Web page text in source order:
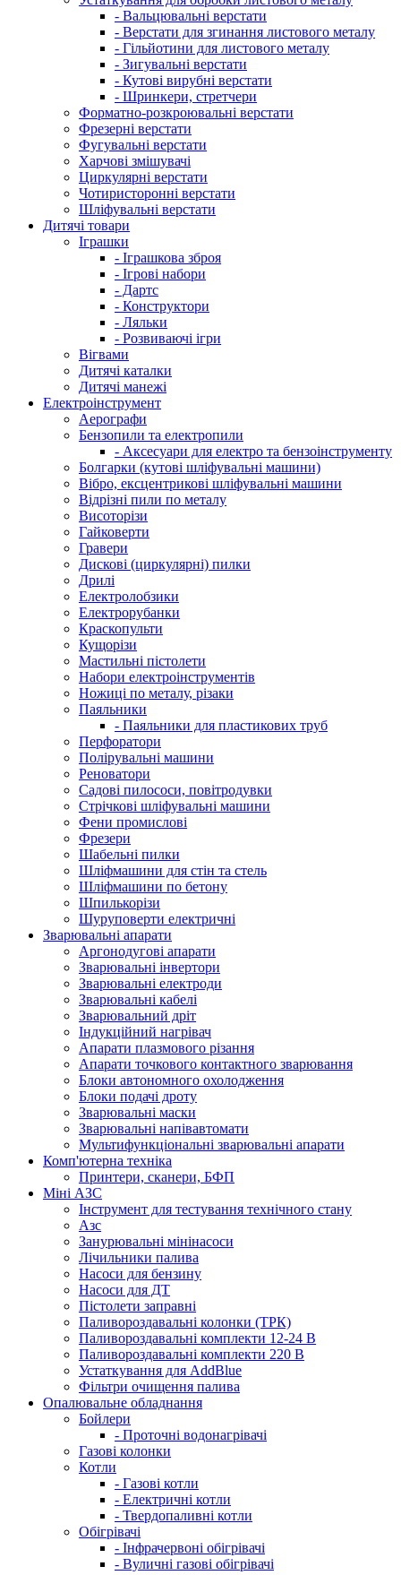
- Вальцювальні верстати
- Верстати для згинання листового металу
- Гільйотини для листового металу
- Зигувальні верстати
- Кутові вирубні верстати
- Шринкери, стретчери
Форматно-розкроювальні верстати
Фрезерні верстати
Фугувальні верстати
Харчові змішувачі
Циркулярні верстати
Чотиристоронні верстати
Шліфувальні верстати
Дитячі товари
Іграшки
- Іграшкова зброя
- Ігрові набори
- Дартс
- Конструктори
- Ляльки
- Розвиваючі ігри
Вігвами
Дитячі каталки
Дитячі манежі
Електроінструмент
Аерографи
Бензопили та електропили
- Аксесуари для електро та бензоінструменту
Болгарки (кутові шліфувальні машини)
Вібро, ексцентрикові шліфувальні машини
Відрізні пили по металу
Висоторізи
Гайковерти
Гравери
Дискові (циркулярні) пилки
Дрилі
Електролобзики
Електрорубанки
Краскопульти
Кущорізи
Мастильні пістолети
Набори електроінструментів
Ножиці по металу, різаки
Паяльники
- Паяльники для пластикових труб
Перфоратори
Полірувальні машини
Реноватори
Садові пилососи, повітродувки
Стрічкові шліфувальні машини
Фени промислові
Фрезери
Шабельні пилки
Шліфмашини для стін та стель
Шліфмашини по бетону
Шпилькорізи
Шуруповерти електричні
Зварювальні апарати
Аргонодугові апарати
Зварювальні інвертори
Зварювальні електроди
Зварювальні кабелі
Зварювальний дріт
Індукційний нагрівач
Апарати плазмового різання
Апарати точкового контактного зварювання
Блоки автономного охолодження
Блоки подачі дроту
Зварювальні маски
Зварювальні напівавтомати
Мультифункціональні зварювальні апарати
Комп'ютерна техніка
Принтери, сканери, БФП
Міні АЗС
Інструмент для тестування технічного стану
Азс
Занурювальні мінінасоси
Лічильники палива
Насоси для бензину
Насоси для ДТ
Пістолети заправні
Паливороздавальні колонки (ТРК)
Паливороздавальні комплекти 12-24 В
Паливороздавальні комплекти 220 В
Устаткування для AddBlue
Фільтри очищення палива
Опалювальне обладнання
Бойлери
- Проточні водонагрівачі
Газові колонки
Котли
- Газові котли
- Електричні котли
- Твердопаливні котли
Обігрівачі
- Інфрачервоні обігрівачі
- Вуличні газові обігрівачі